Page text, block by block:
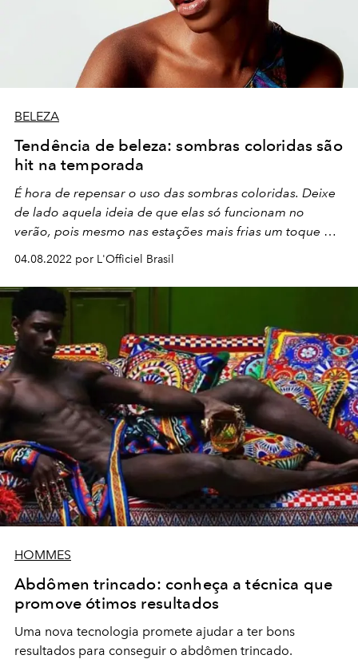
BELEZA
Tendência de beleza: sombras coloridas são
hit na temporada
É hora de repensar o uso das sombras coloridas. Deixe
de lado aquela ideia de que elas só funcionam no
verão, pois mesmo nas estações mais frias um toque de
de beleza do momento!
04.08.2022 por L'Officiel Brasil
HOMMES
Abdômen trincado: conheça a técnica que
promove ótimos resultados
Uma nova tecnologia promete ajudar a ter bons
resultados para conseguir o abdômen trincado.